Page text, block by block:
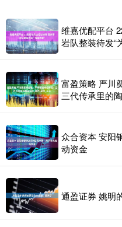
维嘉优配平台
岩队整装待发“
富盈策略 严川
三代传承里的
众合资本 安阳
动资金
通盈证券 姚明